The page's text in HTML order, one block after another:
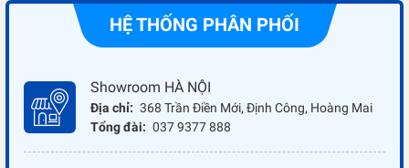
HỆ THỐNG PHÂN PHỐI
Showroom HÀ NỘI
Địa chỉ: 368 Trần Điền Mới, Định Công, Hoàng Mai
Tổng đài: 037 9377 888